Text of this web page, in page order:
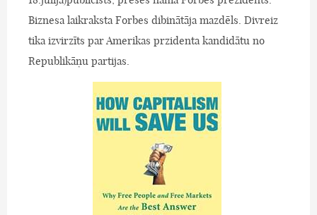
Biznesa laikraksta Forbes dibinātāja mazdēls. Divreiz
tika izvirzīts par Amerikas przidenta kandidātu no
Republikāņu partijas.